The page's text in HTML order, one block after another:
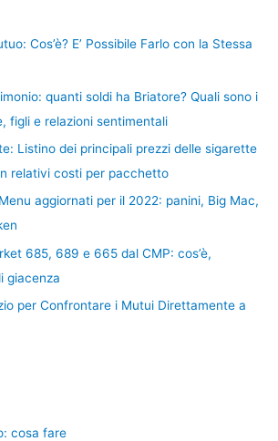
Cos’è? E’ Possibile Farlo con la Stessa
quanti soldi ha Briatore? Quali sono i
figli e relazioni sentimentali
Listino dei principali prezzi delle sigarette
relativi costi per pacchetto
aggiornati per il 2022: panini, Big Mac,
685, 689 e 665 dal CMP: cos’è,
giacenza
per Confrontare i Mutui Direttamente a
cosa fare